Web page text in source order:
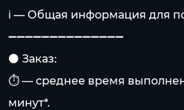
ℹ️ — Общая информация для
➖➖➖➖➖➖➖➖➖➖➖➖➖➖
⚫️ Заказ:
⏱️ — среднее время
минут*.